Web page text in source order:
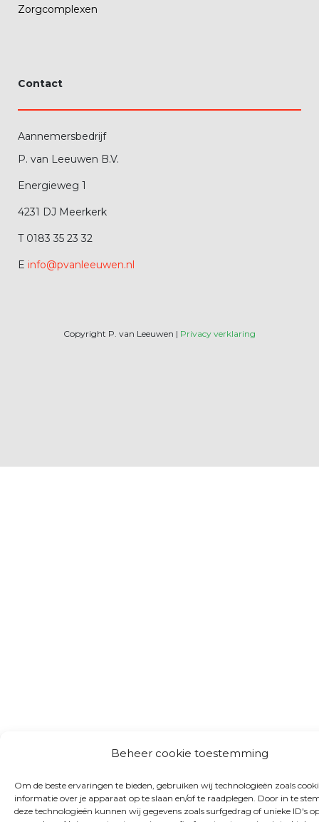
Beheer cookie toestemming
Om de beste ervaringen te bieden, gebruiken wij technologieën zoals
informatie over je apparaat op te slaan en/of te raadplegen. Door in te
deze technologieën kunnen wij gegevens zoals surfgedrag of unieke ID's
Zorgcomplexen
Contact
Aannemersbedrijf
P. van Leeuwen B.V.
Energieweg 1
4231 DJ Meerkerk
T 0183 35 23 32
E info@pvanleeuwen.nl
Copyright P. van Leeuwen | Privacy verklaring